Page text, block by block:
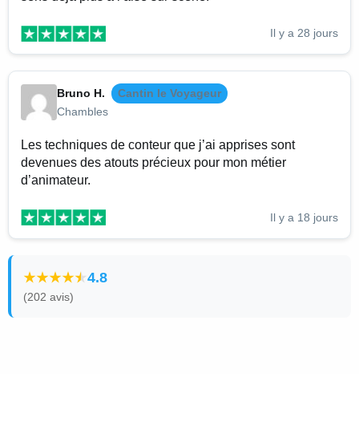
Il y a 28 jours
Bruno H.
Cantin le Voyageur
Chambles
Les techniques de conteur que j’ai apprises sont
devenues des atouts précieux pour mon métier
d’animateur.
Il y a 18 jours
4.8
(202 avis)